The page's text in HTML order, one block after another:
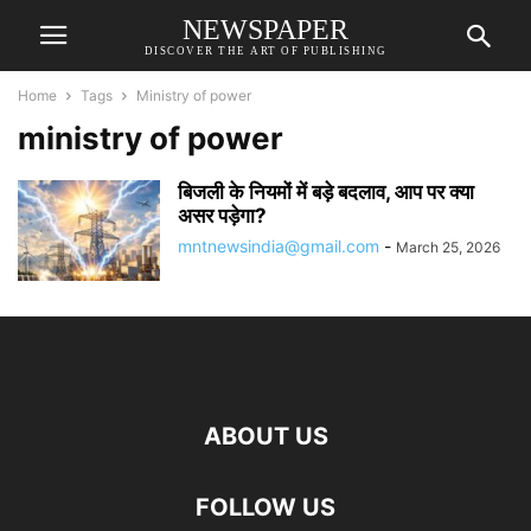
NEWSPAPER
DISCOVER THE ART OF PUBLISHING
Home Tags Ministry of power
ministry of power
बिजली के नियमों में बड़े बदलाव, आप पर क्या
असर पड़ेगा?
mntnewsindia@gmail.com - March 25, 2026
ABOUT US
FOLLOW US